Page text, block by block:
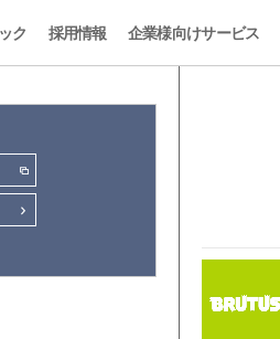
ク 採用情報 企業様向けサービス